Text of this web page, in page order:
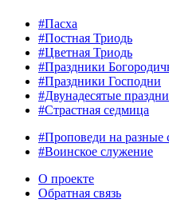
#Пасха
#Постная Триодь
#Цветная Триодь
#Праздники
#Праздники Господни
#Двунадесятые
#Страстная седмица
#Проповеди на разные
#Воинское служение
О проекте
Обратная связь